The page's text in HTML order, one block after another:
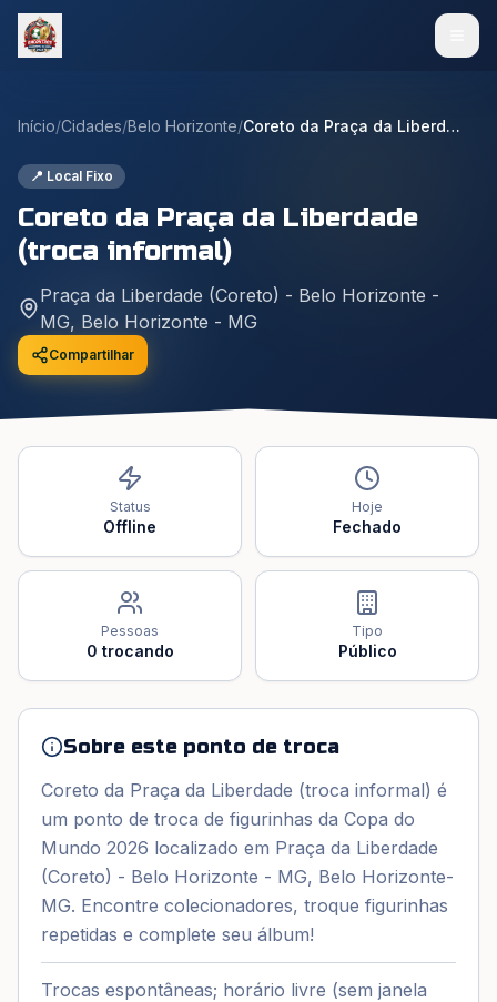
Início/Cidades/Belo Horizonte/ Coreto da Praça da Liberdade (troca informal)
📍 Local Fixo
Coreto da Praça da Liberdade
(troca informal)
Praça da Liberdade (Coreto) - Belo Horizonte -
MG, Belo Horizonte - MG
Compartilhar
Status
Offline
Hoje
Fechado
Pessoas
0 trocando
Tipo
Público
Sobre este ponto de troca
Coreto da Praça da Liberdade (troca informal) é
um ponto de troca de figurinhas da Copa do
Mundo 2026 localizado em Praça da Liberdade
(Coreto) - Belo Horizonte - MG, Belo Horizonte-
MG. Encontre colecionadores, troque figurinhas
repetidas e complete seu álbum!
Trocas espontâneas; horário livre (sem janela